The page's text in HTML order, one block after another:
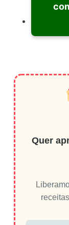
Quer